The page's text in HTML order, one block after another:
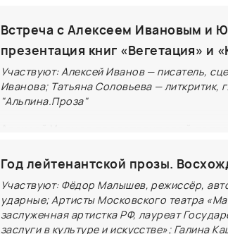
говорят о громких расследованиях
про маньяков? Саша Сулим, Ксения
исторический контекст и культурные
появлению и развитию тру-крайма, и
восприятие криминальных историй в
Встреча с Алексеем Ивановым и
презентация книг «Вегетация» и
Участвуют: Алексей Иванов — писатель,
Иванова; Татьяна Соловьева — литкритик,
"Альпина.Проза"
не нагнешь» (МИФ).
Будет интересно не только тем, кто
давно ждет его художественную
Год лейтенантской прозы.
Участвуют: Фёдор Малышев, режиссёр,
ударные; Артисты Московского театра
заслуженная артистка РФ, лауреат
заслуги в культуре и искусстве»; Галина